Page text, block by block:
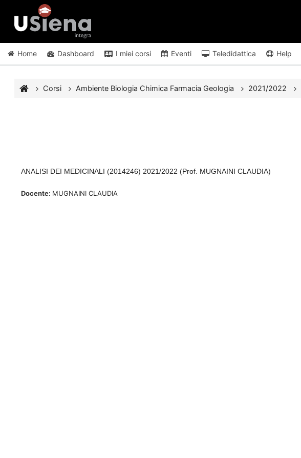
Vai al contenuto principale
Home Dashboard I miei corsi Eventi Teledidattica Help
Corsi Ambiente Biologia Chimica Farmacia Geologia 2021/2022
ANALISI DEI MEDICINALI (2014246) 2021/2022 (Prof. MUGNAINI CLAUDIA)
Docente: MUGNAINI CLAUDIA